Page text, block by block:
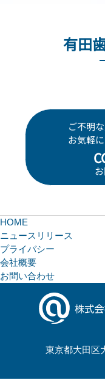
有田
ご不明
お気軽
HOME
ニュースリリース
プライバシー
会社概要
お問い合わせ
東京都大田区